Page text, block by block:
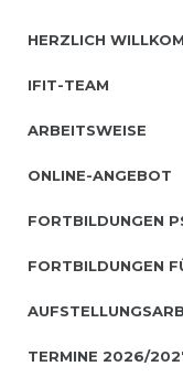
HERZLICH
IFIT-TEAM
ARBEITSWEISE
ONLINE-ANGEBOT
FORTBILDUNGEN
FORTBILDUNGEN
TERMINE 2026/